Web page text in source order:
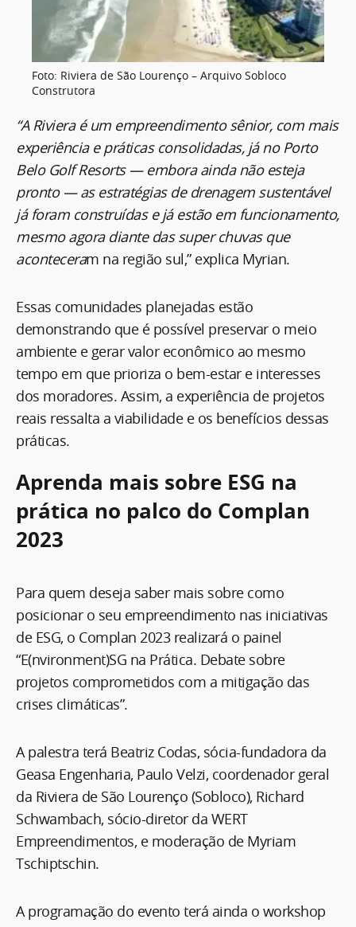
Foto: Riviera de São Lourenço – Arquivo Sobloco
Construtora
“A Riviera é um empreendimento sênior, com mais
experiência e práticas consolidadas, já no Porto
Belo Golf Resorts — embora ainda não esteja
pronto — as estratégias de drenagem sustentável
já foram construídas e já estão em funcionamento,
mesmo agora diante das super chuvas que
aconteceram na região sul,” explica Myrian.
Essas comunidades planejadas estão
demonstrando que é possível preservar o meio
ambiente e gerar valor econômico ao mesmo
tempo em que prioriza o bem-estar e interesses
dos moradores. Assim, a experiência de projetos
reais ressalta a viabilidade e os benefícios dessas
práticas.
Aprenda mais sobre ESG na
prática no palco do Complan
2023
Para quem deseja saber mais sobre como
posicionar o seu empreendimento nas iniciativas
de ESG, o Complan 2023 realizará o painel
“E(nvironment)SG na Prática. Debate sobre
projetos comprometidos com a mitigação das
crises climáticas”.
A palestra terá Beatriz Codas, sócia-fundadora da
Geasa Engenharia, Paulo Velzi, coordenador geral
da Riviera de São Lourenço (Sobloco), Richard
Schwambach, sócio-diretor da WERT
Empreendimentos, e moderação de Myriam
Tschiptschin.
A programação do evento terá ainda o workshop